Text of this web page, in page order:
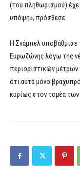
(του πληθωρισμού)
υπόψη», πρόσθεσε.
Η Σνάμπελ υποβάθμισε
Ευρωζώνης λόγω της
περιοριστικών
ότι αυτά μόνο
κυρίως στον τομέα